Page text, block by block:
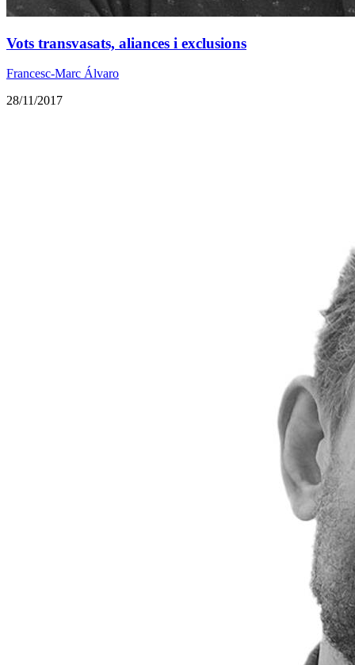
Vots transvasats, aliances i exclusions
Francesc-Marc Álvaro
28/11/2017